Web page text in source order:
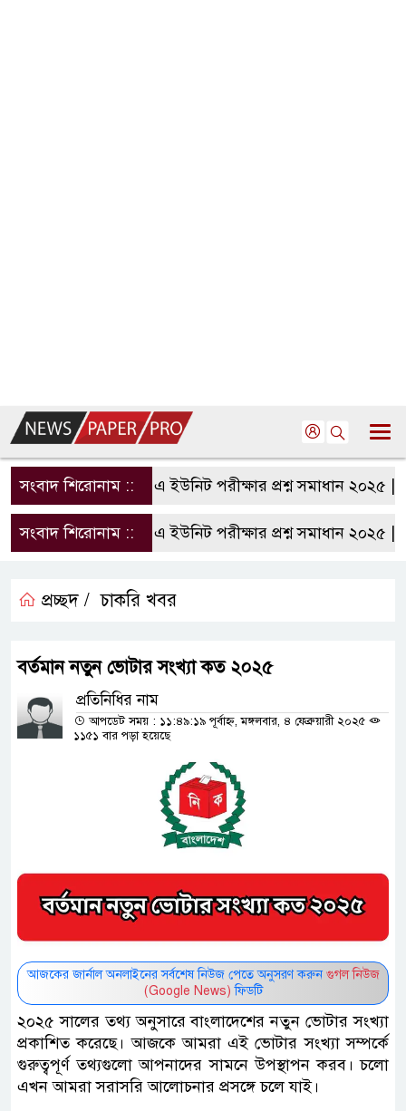
সংবাদ শিরোনাম ::রাবি এ ইউনিট পরীক্ষার প্রশ্ন সমাধান ২০২৫ |
সংবাদ শিরোনাম ::রাবি এ ইউনিট পরীক্ষার প্রশ্ন সমাধান ২০২৫ |
প্রচ্ছদ / চাকরি খবর
বর্তমান নতুন ভোটার সংখ্যা কত ২০২৫
প্রতিনিধির নাম
আপডেট সময় : ১১:৪৯:১৯ পূর্বাহ্ন, মঙ্গলবার, ৪ ফেব্রুয়ারী ২০২৫
১১৫১ বার পড়া হয়েছে
আজকের জার্নাল অনলাইনের সর্বশেষ নিউজ পেতে অনুসরণ করুন গুগল নিউজ
(Google News) ফিডটি
২০২৫ সালের তথ্য অনুসারে বাংলাদেশের নতুন ভোটার সংখ্যা
প্রকাশিত করেছে। আজকে আমরা এই ভোটার সংখ্যা সম্পর্কে
গুরুত্বপূর্ণ তথ্যগুলো আপনাদের সামনে উপস্থাপন করব। চলো
এখন আমরা সরাসরি আলোচনার প্রসঙ্গে চলে যাই।